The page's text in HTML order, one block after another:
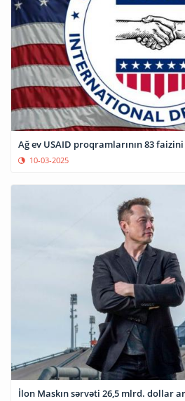
Ağ ev USAID proqramlarının 83
10-03-2025
İlon Maskın sərvəti 26,5 mlrd. dollar